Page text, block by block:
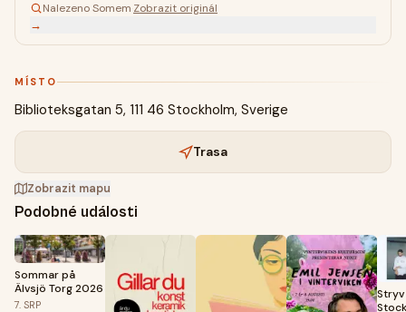
Nalezeno Somem Zobrazit originál
→
MÍSTO
Biblioteksgatan 5, 111 46 Stockholm, Sverige
Trasa
Zobrazit mapu
Podobné události
Sommar på
Älvsjö Torg 2026
7. SRP
Stryv